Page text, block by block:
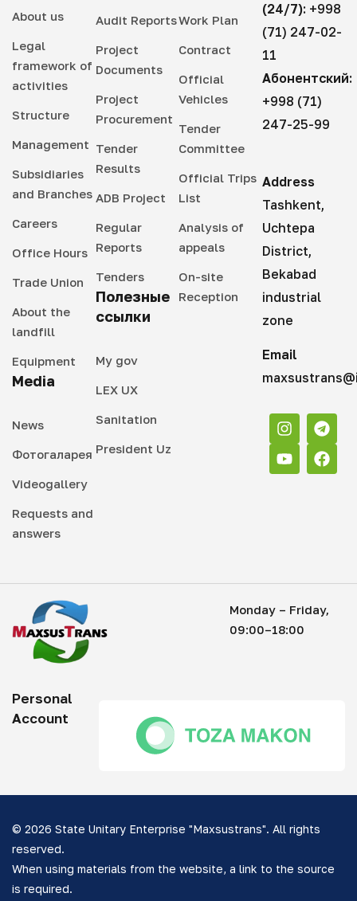
About us
Legal
framework of
activities
Structure
Management
Subsidiaries
and Branches
Careers
Office Hours
Trade Union
About the
landfill
Equipment
Media
News
Фотогаларея
Videogallery
Requests and
answers
Audit Reports
Project
Documents
Project
Procurement
Tender
Results
ADB Project
Regular
Reports
Tenders
Полезные
ссылки
My gov
LEX UX
Sanitation
President Uz
Work Plan
Contract
Official
Vehicles
Tender
Committee
Official Trips
List
Analysis of
appeals
On-site
Reception
(24/7): +998
(71) 247-02-
11
Абонентский:
+998 (71)
247-25-99
Address
Tashkent,
Uchtepa
District,
Bekabad
industrial
zone
Email
Monday – Friday,
09:00–18:00
Personal
Account
© 2026 State Unitary Enterprise "Maxsustrans". All rights
reserved.
When using materials from the website, a link to the source
is required.